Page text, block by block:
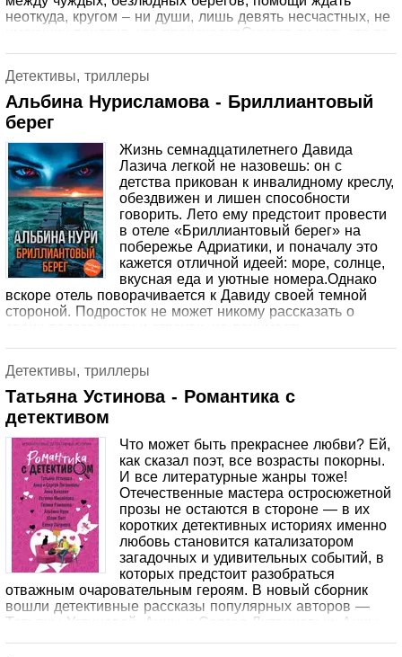
неоткуда, кругом – ни души, лишь девять несчастных, не
имеющих понятия, что происходит.Сумеет ли хоть кто-то
И что произойдет, когда наступит девятый день?
Детективы, триллеры
Альбина Нурисламова - Бриллиантовый
берег
Жизнь семнадцатилетнего Давида
Лазича легкой не назовешь: он с
детства прикован к инвалидному креслу,
обездвижен и лишен способности
говорить. Лето ему предстоит провести
в отеле «Бриллиантовый берег» на
побережье Адриатики, и поначалу это
кажется отличной идеей: море, солнце,
вкусная еда и уютные номера.Однако
вскоре отель поворачивается к Давиду своей темной
стороной. Подросток не может никому рассказать о
проклятия невозможно…Или способ вырваться все-таки
есть?
Детективы, триллеры
Татьяна Устинова - Романтика с
детективом
Что может быть прекраснее любви? Ей,
как сказал поэт, все возрасты покорны.
И все литературные жанры тоже!
Отечественные мастера остросюжетной
прозы не остаются в стороне — в их
коротких детективных историях именно
любовь становится катализатором
загадочных и удивительных событий, в
которых предстоит разобраться
отважным очаровательным героям. В новый сборник
вошли детективные рассказы популярных авторов —
Татьяны Устиновой, Анны и Сергея Литвиновых, Анны